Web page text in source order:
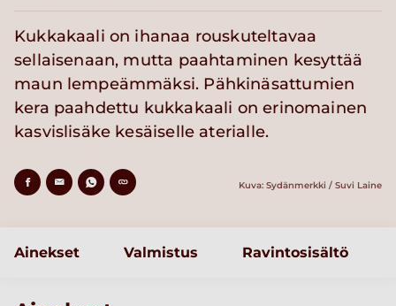
Kukkakaali on ihanaa rouskuteltavaa
sellaisenaan, mutta paahtaminen kesyttää
maun lempeämmäksi. Pähkinäsattumien
kera paahdettu kukkakaali on erinomainen
kasvislisäke kesäiselle aterialle.
Kuva: Sydänmerkki / Suvi Laine
Ainekset Valmistus Ravintosisältö